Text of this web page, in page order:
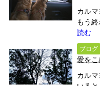
カル
もう
読む
ブログ
愛を
カル